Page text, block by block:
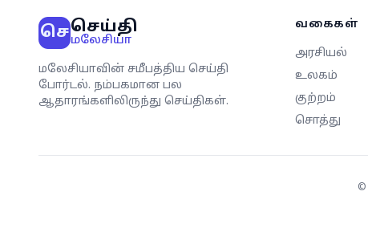
செசெய்தி
மலேசியா
மலேசியாவின் சமீபத்திய செய்தி
போர்டல். நம்பகமான பல
ஆதாரங்களிலிருந்து செய்திகள்.
வகைகள்
அரசியல்
உலகம்
குற்றம்
சொத்து
©